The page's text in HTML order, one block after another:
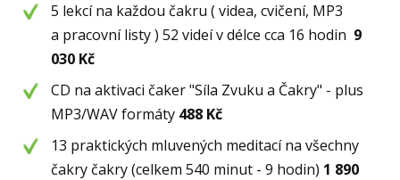
5 lekcí na každou čakru ( videa, cvičení, MP3
a pracovní listy ) 52 videí v délce cca 16 hodin 9
030 Kč
CD na aktivaci čaker "Síla Zvuku a Čakry" - plus
MP3/WAV formáty 488 Kč
13 praktických mluvených meditací na všechny
čakry čakry (celkem 540 minut - 9 hodin) 1 890